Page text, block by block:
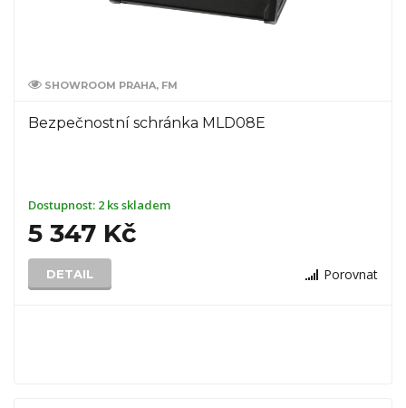
SHOWROOM PRAHA, FM
Bezpečnostní schránka MLD08E
Dostupnost: 2 ks skladem
5 347 Kč
DETAIL Porovnat